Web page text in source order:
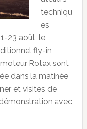
techniqu
es
23 août, le
fly-in
moteur Rotax sont
dans la matinée
et visites de
avec